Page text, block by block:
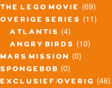
the lego movie (69)
overige series (11)
atlantis (4)
angry birds (10)
mars mission (0)
spongebob (0)
exclusief/overig (46)